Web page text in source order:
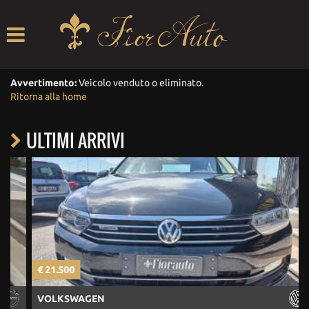
ACQUISTIAMO USATO
ASSISTENZA
CONTRIBUTI
CONTATTI
Avvertimento:Veicolo venduto o eliminato.
Ritorna alla home
ULTIMI ARRIVI
€ 21.500
VOLKSWAGEN